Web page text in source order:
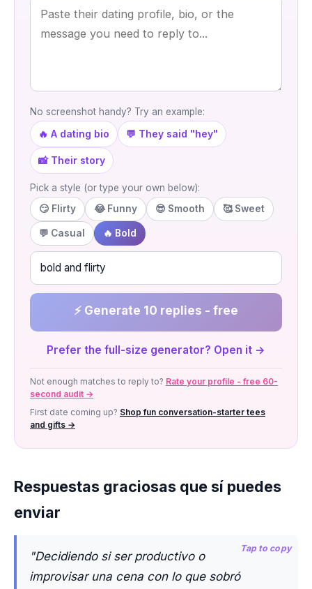
No screenshot handy? Try an example:
🔥 A dating bio 💬 They said "hey"
📸 Their story
Pick a style (or type your own below):
😏 Flirty
😂 Funny 😎 Smooth 🥰 Sweet
💬 Casual 🔥 Bold
⚡ Generate 10 replies - free
Prefer the full-size generator? Open it →
Not enough matches to reply to? Rate your profile - free 60-
second audit →
First date coming up? Shop fun conversation-starter tees
and gifts →
Respuestas graciosas que sí puedes
enviar
"Decidiendo si ser productivo o
improvisar una cena con lo que sobró
Tap to copy